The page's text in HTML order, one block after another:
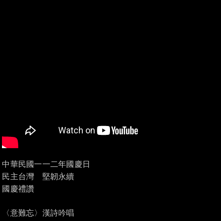
中華民國一一二年國慶日
民主台灣 堅韌永續
國慶禮讚
〈意難忘〉漢詩吟唱